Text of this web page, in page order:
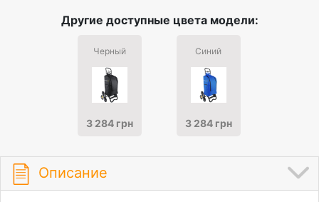
Другие доступные цвета модели:
Черный
3 284 грн
Синий
3 284 грн
Описание